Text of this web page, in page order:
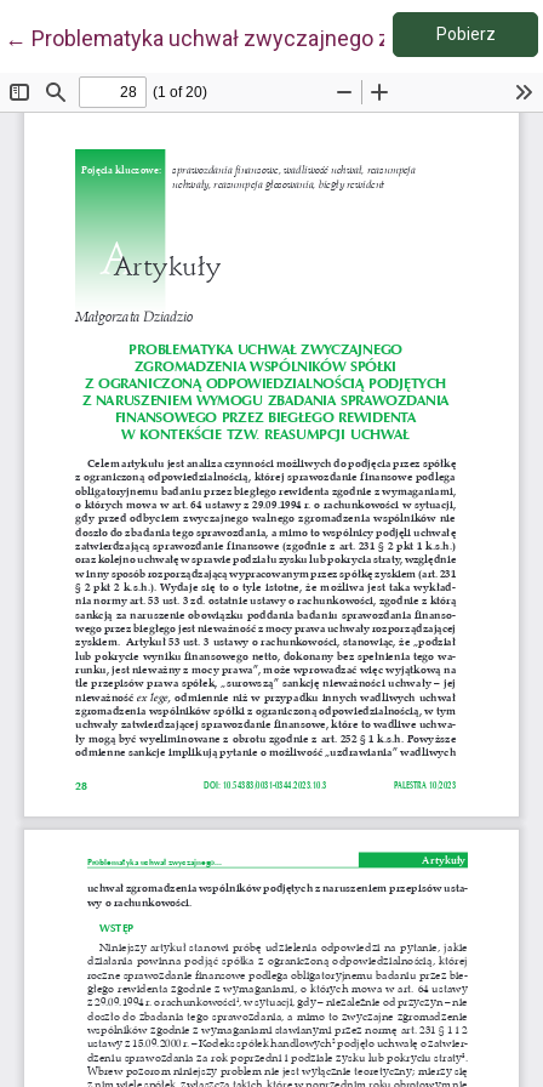
← Wróć do szczegółów artykułu
Problematyka uchwał zwyczajnego zgromadzenia
Pobierz